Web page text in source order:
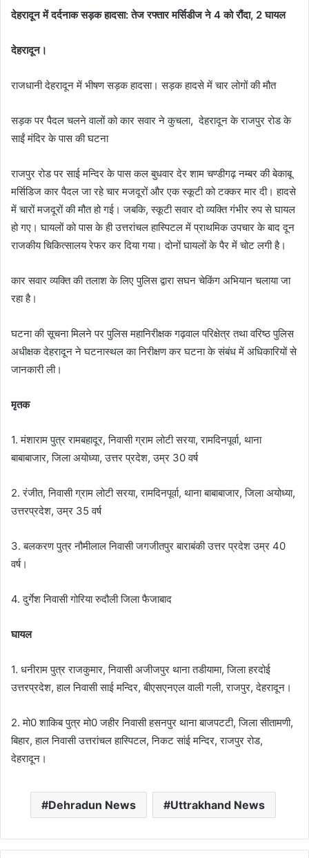
देहरादून में दर्दनाक सड़क हादसा: तेज रफ्तार मर्सिडीज ने 4 को रौंदा, 2 घायल
देहरादून।
राजधानी देहरादून में भीषण सड़क हादसा। सड़क हादसे में चार लोगों की मौत
सड़क पर पैदल चलने वालों को कार सवार ने कुचला, देहरादून के राजपुर रोड के
साईं मंदिर के पास की घटना
राजपुर रोड पर साई मन्दिर के पास कल बुधवार देर शाम चण्डीगढ़ नम्बर की बेकाबू
मर्सिडिज कार पैदल जा रहे चार मजदूरों और एक स्कूटी को टक्कर मार दी। हादसे
में चारों मजदूरों की मौत हो गई। जबकि, स्कूटी सवार दो व्यक्ति गंभीर रुप से घायल
हो गए। घायलों को पास के ही उत्तरांचल हास्पिटल में प्राथमिक उपचार के बाद दून
राजकीय चिकित्सालय रेफर कर दिया गया। दोनों घायलों के पैर में चोट लगी है।
कार सवार व्यक्ति की तलाश के लिए पुलिस द्वारा सघन चेकिंग अभियान चलाया जा
रहा है।
घटना की सूचना मिलने पर पुलिस महानिरीक्षक गढ़वाल परिक्षेत्र तथा वरिष्ठ पुलिस
अधीक्षक देहरादून ने घटनास्थल का निरीक्षण कर घटना के संबंध में अधिकारियों से
जानकारी ली।
मृतक
1. मंशाराम पुत्र रामबहादूर, निवासी ग्राम लोटी सरया, रामदिनपूर्वा, थाना
बाबाबाजार, जिला अयोध्या, उत्तर प्रदेश, उम्र 30 वर्ष
2. रंजीत, निवासी ग्राम लोटी सरया, रामदिनपूर्वा, थाना बाबाबाजार, जिला अयोध्या,
उत्तरप्रदेश, उम्र 35 वर्ष
3. बलकरण पुत्र नौमीलाल निवासी जगजीतपुर बाराबंकी उत्तर प्रदेश उम्र 40
वर्ष।
4. दुर्गेश निवासी गोरिया रुदौली जिला फैजाबाद
घायल
1. धनीराम पुत्र राजकुमार, निवासी अजीजपुर थाना तडीयामा, जिला हरदोई
उत्तरप्रदेश, हाल निवासी साई मन्दिर, बीएसएनएल वाली गली, राजपुर, देहरादून।
2. मो0 शाकिब पुत्र मो0 जहीर निवासी हसनपुर थाना बाजपटटी, जिला सीतामणी,
बिहार, हाल निवासी उत्तरांचल हास्पिटल, निकट सांई मन्दिर, राजपुर रोड,
देहरादून।
Dehradun News Uttrakhand News